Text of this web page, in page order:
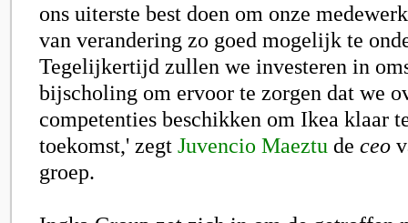
ons uiterste best doen om onze
van verandering zo goed mogelijk te
Tegelijkertijd zullen we investeren in
bijscholing om ervoor te zorgen dat we
competenties beschikken om Ikea klaar
toekomst,' zegt Juvencio Maeztu de ceo
groep.